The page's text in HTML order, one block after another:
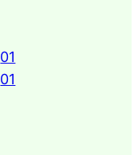
01
01